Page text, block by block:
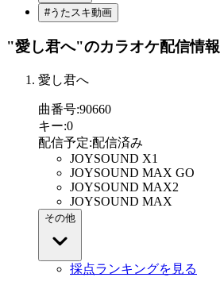
#うたスキ動画
"愛し君へ"のカラオケ配信情報
愛し君へ
曲番号:90660
キー:0
配信予定:配信済み
JOYSOUND X1
JOYSOUND MAX GO
JOYSOUND MAX2
JOYSOUND MAX
その他
採点ランキングを見る